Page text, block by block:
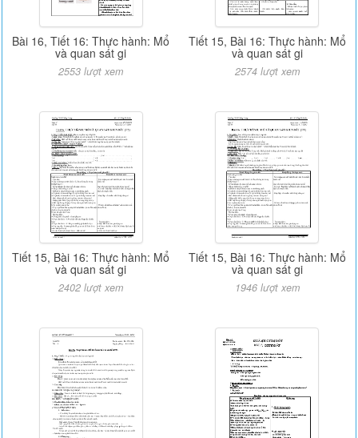
Bài 16, Tiết 16: Thực hành: Mổ
và quan sát gi
2553 lượt xem
Tiết 15, Bài 16: Thực hành: Mổ
và quan sát gi
2574 lượt xem
Tiết 15, Bài 16: Thực hành: Mổ
và quan sát gi
2402 lượt xem
Tiết 15, Bài 16: Thực hành: Mổ
và quan sát gi
1946 lượt xem